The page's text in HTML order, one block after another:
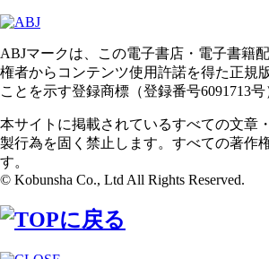
ABJマークは、この電子書店・電子書籍
権者からコンテンツ使用許諾を得た正規
ことを示す登録商標（登録番号6091713号
本サイトに掲載されているすべての文章
製行為を固く禁止します。すべての著作
す。
© Kobunsha Co., Ltd All Rights Reserved.